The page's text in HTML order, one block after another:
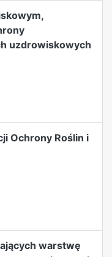
uzdrowiskowych
Ochrony Roślin i
warstwę